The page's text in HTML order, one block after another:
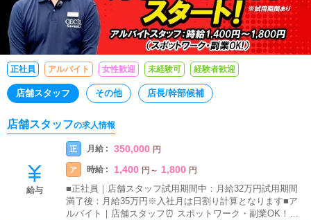
正社員 アルバイト 女性歓迎 未経験可 経験者歓迎
店舗スタッフ その他 店長/幹部候補
店舗スタッフの求人情報
給与
正 月給 : 350,000 円
ア 時給 : 1,400 円 ～ 1,800 円
■正社員｜店舗スタッフ試用期間中：月給32万円試用期間
満了後：月給35万円※入社月は日割り計算となります■ア
ルバイト｜店舗スタッフ⏰ スポットワーク・副業OK！ス